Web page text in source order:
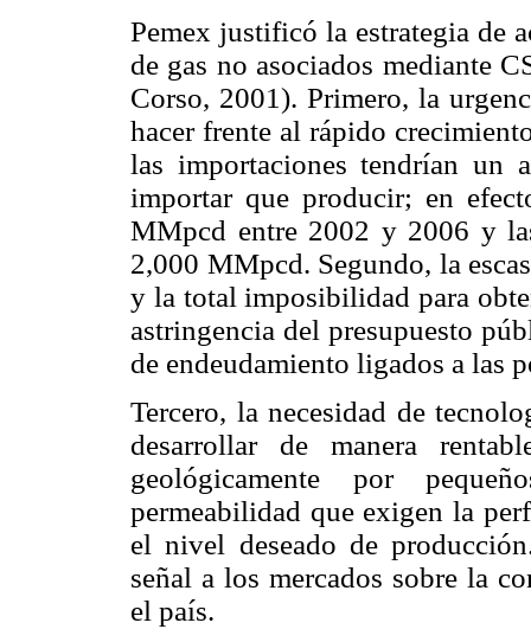
Pemex justificó la estrategia de
de gas no asociados mediante
Corso, 2001). Primero, la
hacer frente al rápido
las importaciones tendrían un
importar que producir; en
MMpcd entre 2002 y 2006 y
2,000 MMpcd. Segundo, la
y la total imposibilidad para
astringencia del presupuesto
de endeudamiento ligados a las
Tercero, la necesidad de
desarrollar de manera
geológicamente por
permeabilidad que exigen la
el nivel deseado de
señal a los mercados sobre la
el país.